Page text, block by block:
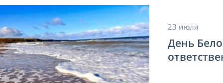
23 июля
День